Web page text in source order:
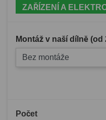
ZAŘÍZENÍ A
Montáž v naší dílně (od
Bez montáže
Počet